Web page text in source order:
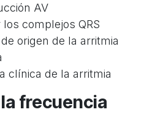
AV
complejos QRS
origen de la arritmia
clínica de la arritmia
frecuencia